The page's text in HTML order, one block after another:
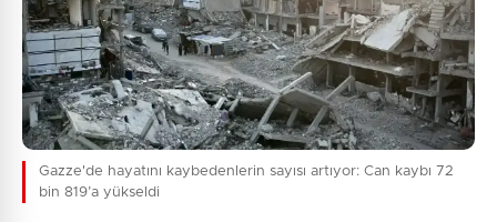
Gazze'de hayatını kaybedenlerin sayısı artıyor: Can kaybı 72
bin 819’a yükseldi